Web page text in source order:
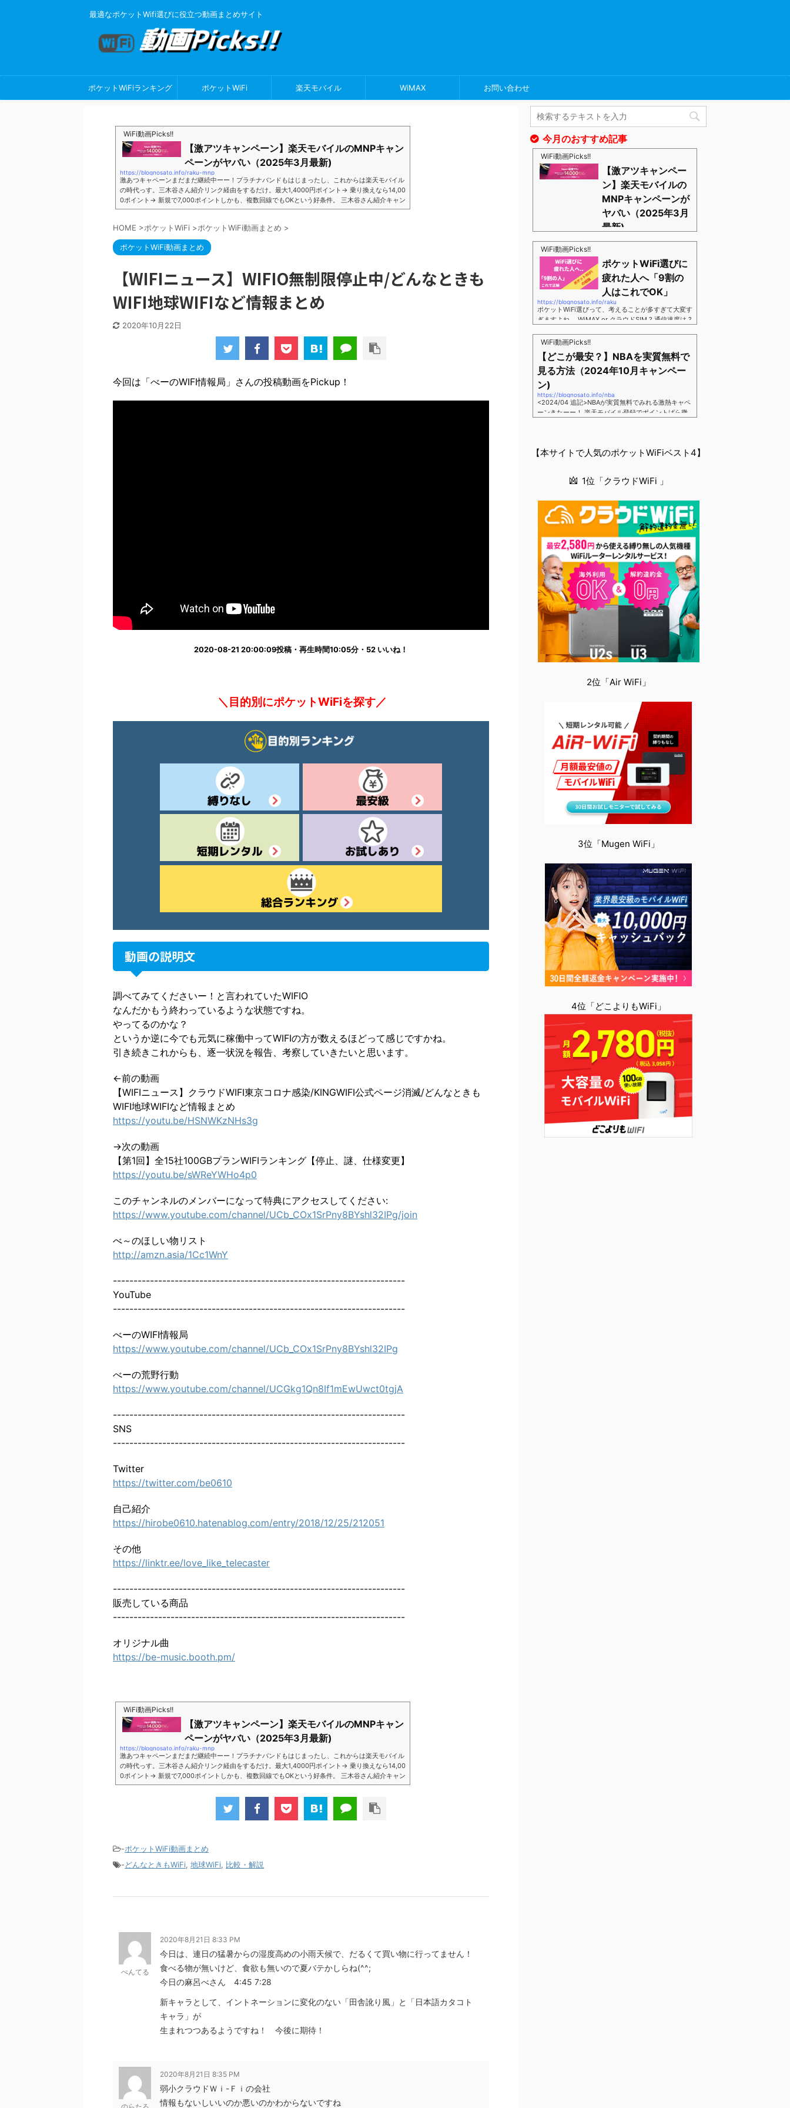
最適なポケットWifi選びに役立つ動画まとめサイト
ポケットWiFiランキング ポケットWiFi 楽天モバイル WiMAX お問い合わせ
WiFi動画Picks!!
【激アツキャンペーン】楽天モバイルのMNPキャン
ペーンがヤバい（2025年3月最新)
https://blognosato.info/raku-mnp
激あつキャペーンまだまだ継続中ーー！プラチナバンドもはじまったし、これからは楽天モバイル
の時代っす。三木谷さん紹介リンク経由をするだけ。最大1,4000円ポイント→ 乗り換えなら14,00
0ポイント→ 新規で7,000ポイントしかも、複数回線でもOKという好条件。 三木谷さん紹介キャン
ペーン＼激熱の三木谷さんキャンペーン／2回線目以降でもOK再契約でもでもOK背水の陣の楽天
■キャンペーン概要三木谷社長の特別招待ページから楽天モバイ...
HOME >ポケットWiFi >ポケットWiFi動画まとめ >
ポケットWiFi動画まとめ
【WIFIニュース】WIFIO無制限停止中/どんなときも
WIFI地球WIFIなど情報まとめ
2020年10月22日
今回は「べーのWIFI情報局」さんの投稿動画をPickup！
2020-08-21 20:00:09投稿・再生時間10:05分・52 いいね！
＼目的別にポケットWiFiを探す／
動画の説明文
調べてみてくださいー！と言われていたWIFIO
なんだかもう終わっているような状態ですね。
やってるのかな？
というか逆に今でも元気に稼働中ってWIFIの方が数えるほどって感じですかね。
引き続きこれからも、逐一状況を報告、考察していきたいと思います。
←前の動画
【WIFIニュース】クラウドWIFI東京コロナ感染/KINGWIFI公式ページ消滅/どんなときも
WIFI地球WIFIなど情報まとめ
https://youtu.be/HSNWKzNHs3g
→次の動画
【第1回】全15社100GBプランWIFIランキング【停止、謎、仕様変更】
https://youtu.be/sWReYWHo4p0
このチャンネルのメンバーになって特典にアクセスしてください:
https://www.youtube.com/channel/UCb_COx1SrPny8BYshl32IPg/join
べ～のほしい物リスト
http://amzn.asia/1Cc1WnY
-----------------------------------------------------------------------
YouTube
-----------------------------------------------------------------------
べーのWIFI情報局
https://www.youtube.com/channel/UCb_COx1SrPny8BYshl32IPg
べーの荒野行動
https://www.youtube.com/channel/UCGkg1Qn8If1mEwUwct0tgjA
-----------------------------------------------------------------------
SNS
-----------------------------------------------------------------------
Twitter
https://twitter.com/be0610
自己紹介
https://hirobe0610.hatenablog.com/entry/2018/12/25/212051
その他
https://linktr.ee/love_like_telecaster
-----------------------------------------------------------------------
販売している商品
-----------------------------------------------------------------------
オリジナル曲
https://be-music.booth.pm/
WiFi動画Picks!!
【激アツキャンペーン】楽天モバイルのMNPキャン
ペーンがヤバい（2025年3月最新)
https://blognosato.info/raku-mnp
激あつキャペーンまだまだ継続中ーー！プラチナバンドもはじまったし、これからは楽天モバイル
の時代っす。三木谷さん紹介リンク経由をするだけ。最大1,4000円ポイント→ 乗り換えなら14,00
0ポイント→ 新規で7,000ポイントしかも、複数回線でもOKという好条件。 三木谷さん紹介キャン
ペーン＼激熱の三木谷さんキャンペーン／2回線目以降でもOK再契約でもでもOK背水の陣の楽天
モバイル。ついに「最後の賭け」とも思えるポイントばら撒きキャンペーンを発動してきました。
■キャンペーン概要三木谷社長の特別招待ページから楽天モバイ...
-ポケットWiFi動画まとめ
-どんなときもWiFi, 地球WiFi, 比較・解説
ぺんてる
2020年8月21日 8:33 PM
今日は、連日の猛暑からの湿度高めの小雨天候で、だるくて買い物に行ってません！
食べる物が無いけど、食欲も無いので夏バテかしらね(^^;
今日の麻呂べさん 4:45 7:28
新キャラとして、イントネーションに変化のない「田舎訛り風」と「日本語カタコト
キャラ」が
生まれつつあるようですね！ 今後に期待！
2020年8月21日 8:35 PM
弱小クラウドＷｉ-Ｆｉの会社
情報もないしいいのか悪いのかわからないですね
今月のおすすめ記事
WiFi動画Picks!!
【激アツキャンペー
ン】楽天モバイルの
MNPキャンペーンが
ヤバい（2025年3月
最新)
激あつキャペーンまだまだ継続中ーー！プラチナバン
ドもはじまったし、これからは楽天モバイルの時代っ
す。三木谷さん紹介リンク経由をするだけ。最大1,40
00円ポイント→ 乗り換えなら14,000ポイント→ 新
規で7,000ポイントしかも、複数回線でもOKという好
条件。 三木谷さん紹介キャンペーン＼激熱の三木谷
さんキャンペーン／2回線目以降でもOK再契約でもで
もOK背水の陣の楽天モバイル。ついに「最後の賭
け」とも思えるポイントばら撒きキャンペーンを発動
してきました。■キャンペーン概要三木谷社長の特別
招待ページから楽天モバイ...
WiFi動画Picks!!
ポケットWiFi選びに
疲れた人へ「9割の
人はこれでOK」
https://blognosato.info/raku
ポケットWiFi選びって、考えることが多すぎて大変す
ぎますよね。 WiMAX or クラウドSIM ? 通信速度は ?
負担は ?もう知らん、って感じですよね。私もWiFi関
連のメディアを3年間運用してきましたが「結局みん
なコレでいいのでは？」という結論にいたりました。
ということで、「ポケットWiFi選びに疲れた」「結局
どれがいいのか分からない」と言う人向けに【最終
解】を用意しました。ポケットWiFiのヘビーユーザー
視点で「90％の人はこれだけでいいやん」というも
のなので、「多...
WiFi動画Picks!!
【どこが最安？】NBAを実質無料で
見る方法（2024年10月キャンペー
ン)
https://blognosato.info/nba
<2024/04 追記>NBAが実質無料でみれる激熱キャペ
ーンきたーー！ 楽天モバイル登録でポイントばら撒
無料なのでNBAのみ視聴したい人でも最安！「最安で
無料でみるまで楽天モバイルでNBAを無料で観るまで
BANBAは、世...
【本サイトで人気のポケットWiFiベスト4】
1位「クラウドWiFi 」
2位「Air WiFi」
3位「Mugen WiFi」
4位「どこよりもWiFi」